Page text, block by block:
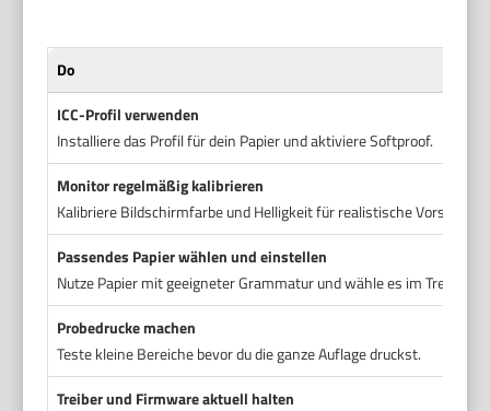
Do
ICC-Profil verwenden
Installiere das Profil für dein Papier und aktiviere Softproof.
Monitor regelmäßig kalibrieren
Kalibriere Bildschirmfarbe und Helligkeit für realistische
Passendes Papier wählen und einstellen
Nutze Papier mit geeigneter Grammatur und wähle es im Treiber
Probedrucke machen
Teste kleine Bereiche bevor du die ganze Auflage druckst.
Treiber und Firmware aktuell halten